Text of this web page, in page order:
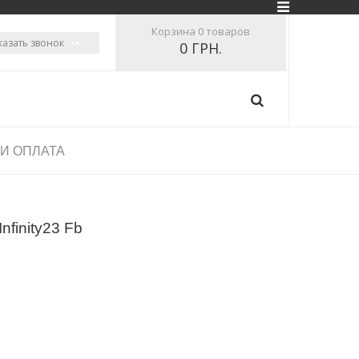
звонок
Корзина 0 товаров
0 ГРН.
ОПЛАТА
Fb